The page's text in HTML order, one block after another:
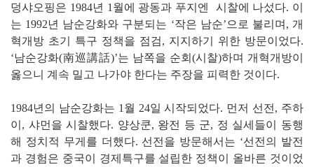
덩샤오핑은 1984년 1월에 광동과 푸지엔 시찰에 나섰다. 이
는 1992년 남순강화와 구분되는 ‘작은 남순’으로 불리며, 개
혁개방 초기 특구 정책을 점검, 지지하기 위한 방문이었다.
‘남순강화(南巡講話)’는 남쪽을 순회(시찰)하며 개혁개방이
옳으니 계속 밀고 나가야 한다는 주장을 피력한 것이다.
1984년의 남순강화는 1월 24일 시작되었다. 먼저 선전, 주하
이, 샤먼을 시찰했다. 양상쿤, 왕전 등 군, 정 실세들이 동행
해 정치적 무게를 더했다. 선전을 방문해서는 ‘선전의 발전
과 경험은 중국이 경제특구를 설립한 정책이 올바른 것이었